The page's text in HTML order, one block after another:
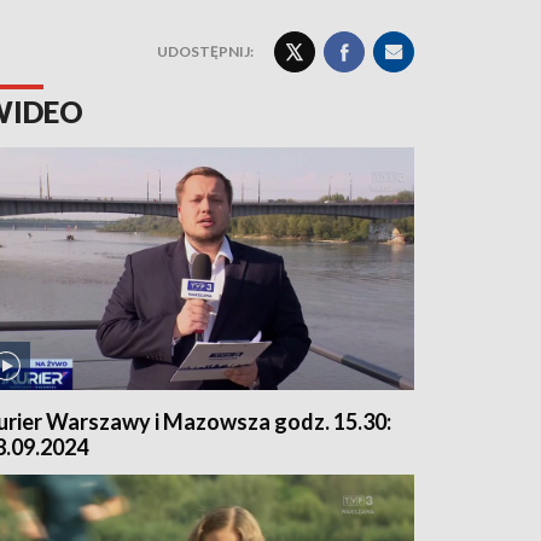
UDOSTĘPNIJ:
Warszawy i Mazowsza godz. 15.30: